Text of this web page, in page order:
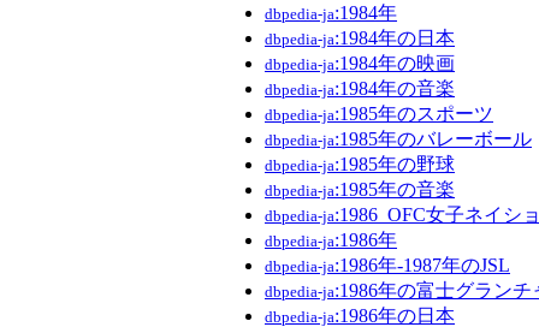
dbpedia-ja:1984年
dbpedia-ja:1984年の日本
dbpedia-ja:1984年の映画
dbpedia-ja:1984年の音楽
dbpedia-ja:1985年のスポーツ
dbpedia-ja:1985年のバレーボール
dbpedia-ja:1985年の野球
dbpedia-ja:1985年の音楽
dbpedia-ja:1986_OFC女子ネイシ
dbpedia-ja:1986年
dbpedia-ja:1986年-1987年のJSL
dbpedia-ja:1986年の富士グラン
dbpedia-ja:1986年の日本